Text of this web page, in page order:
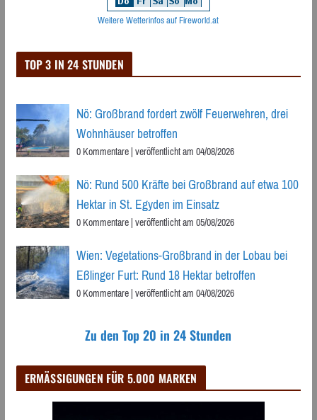
Weitere Wetterinfos auf Fireworld.at
TOP 3 IN 24 STUNDEN
Nö: Großbrand fordert zwölf Feuerwehren, drei
Wohnhäuser betroffen
0 Kommentare|veröffentlicht am 04/08/2026
Nö: Rund 500 Kräfte bei Großbrand auf etwa 100
Hektar in St. Egyden im Einsatz
0 Kommentare|veröffentlicht am 05/08/2026
Wien: Vegetations-Großbrand in der Lobau bei
Eßlinger Furt: Rund 18 Hektar betroffen
0 Kommentare|veröffentlicht am 04/08/2026
Zu den Top 20 in 24 Stunden
ERMÄSSIGUNGEN FÜR 5.000 MARKEN